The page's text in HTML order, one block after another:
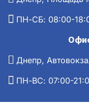
ПН-СБ: 08:00-
Днепр,
ПН-ВС: 07:00-